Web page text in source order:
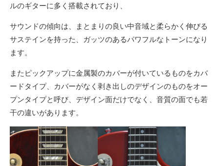
ルのギターに多く搭載されており、
サウンドの傾向は、まとまりの良い中音域と柔らかく伸びる
サステインを持った、ガッツのあるパワフルなトーンになり
ます。
またピックアップに金属製のカバーが付いているものをカバ
ードタイプ、カバーがなく剥き出しのデザインのものをオー
プンタイプと呼び、デザイン面だけでなく、音質の面でも若
干の違いがあります。